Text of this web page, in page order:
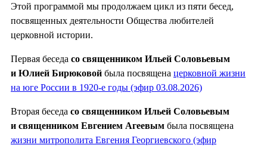
Этой программой мы продолжаем цикл из пяти бесед,
посвященных деятельности Общества любителей
церковной истории.
Первая беседа со священником Ильей Соловьевым
и Юлией Бирюковой была посвящена церковной жизни
на юге России в 1920-е годы (эфир 03.08.2026)
Вторая беседа со священником Ильей Соловьевым
и священником Евгением Агеевым была посвящена
жизни митрополита Евгения Георгиевского (эфир